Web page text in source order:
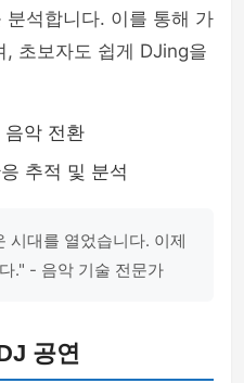
석합니다. 이를 통해 가
, 초보자도 쉽게 DJing을
음악 전환
추적 및 분석
시대를 열었습니다. 이제
." - 음악 기술 전문가
공연